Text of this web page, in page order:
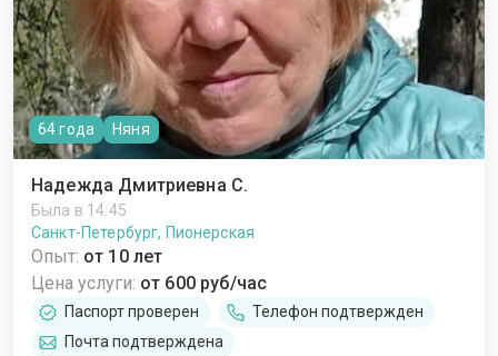
64 года Няня
Надежда Дмитриевна С.
Была в 14:45
Санкт-Петербург, Пионерская
Опыт: от 10 лет
Цена услуги: от 600 руб/час
Паспорт проверен
Телефон подтвержден
Почта подтверждена